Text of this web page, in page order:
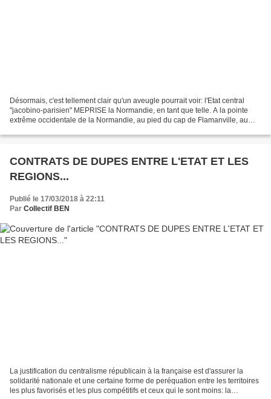
Désormais, c'est tellement clair qu'un aveugle pourrait voir: l'Etat central
"jacobino-parisien" MEPRISE la Normandie, en tant que telle. A la pointe
extrême occidentale de la Normandie, au pied du cap de Flamanville, au
CONTRATS DE DUPES ENTRE L'ETAT ET LES
REGIONS...
Publié le 17/03/2018 à 22:11
Par Collectif BEN
La justification du centralisme républicain à la française est d'assurer la
solidarité nationale et une certaine forme de peréquation entre les territoires
les plus favorisés et les plus compétitifs et ceux qui le sont moins: la